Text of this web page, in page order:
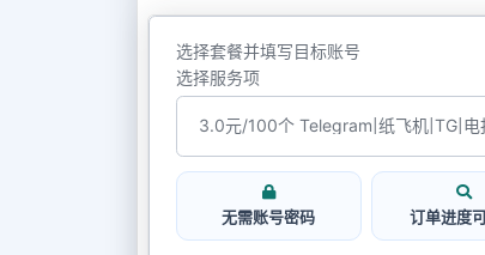
选择套餐并填写目标账号
选择服务项
无需账号密码 订单进度